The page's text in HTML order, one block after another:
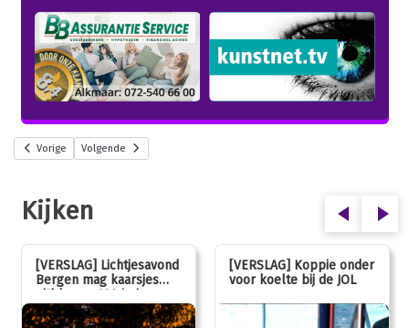
Vorige Volgende
Kijken
[VERSLAG] Lichtjesavond
Bergen mag kaarsjes
uitblazen: 100 jarig
jubileum!
[VERSLAG] Koppie onder
voor koelte bij de JOL